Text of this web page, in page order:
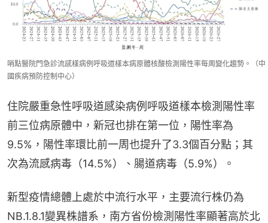
哨點醫院門急診流感樣病例呼吸道樣本病原體核酸檢測陽性率每周變化趨勢。（中
國疾病預防控制中心）
住院嚴重急性呼吸道感染病例呼吸道樣本檢測陽性率
前三位病原體中，新冠也排在第一位，陽性率為
9.5%，陽性率環比前一周也提升了3.3個百分點；其
次為流感病毒（14.5%）、腸道病毒（5.9%）。
新型疫情總體上處於中流行水平，主要流行株仍為
NB.1.8.1變異株譜系，南方省份檢測陽性率顯著高於北